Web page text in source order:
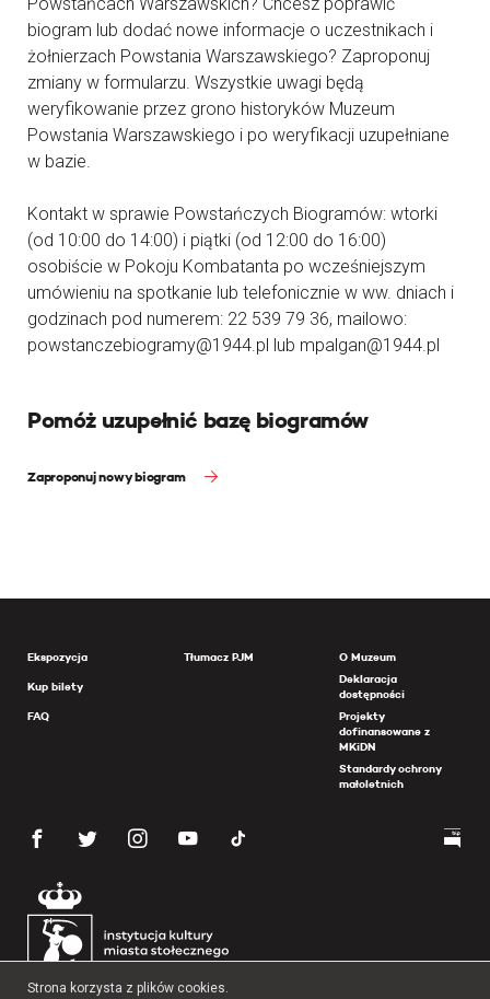
biogram lub dodać nowe informacje o uczestnikach i
żołnierzach Powstania Warszawskiego? Zaproponuj
zmiany w formularzu. Wszystkie uwagi będą
weryfikowanie przez grono historyków Muzeum
Powstania Warszawskiego i po weryfikacji uzupełniane
w bazie.
Kontakt w sprawie Powstańczych Biogramów: wtorki
(od 10:00 do 14:00) i piątki (od 12:00 do 16:00)
osobiście w Pokoju Kombatanta po wcześniejszym
umówieniu na spotkanie lub telefonicznie w ww. dniach i
godzinach pod numerem: 22 539 79 36, mailowo:
powstanczebiogramy@1944.pl lub mpalgan@1944.pl
Pomóż uzupełnić bazę biogramów
Zaproponuj nowy biogram
Ekspozycja
Kup bilety
FAQ
Tłumacz PJM
O Muzeum
Deklaracja
dostępności
Projekty
dofinansowane z
MKiDN
Standardy ochrony
małoletnich
Strona korzysta z plików cookies.